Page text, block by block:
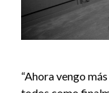
“Ahora vengo